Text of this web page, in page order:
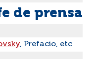
de prensa
, Prefacio, etc